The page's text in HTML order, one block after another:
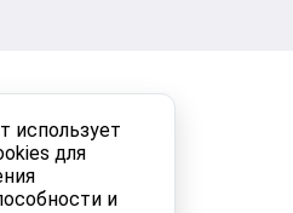
использует
для
и